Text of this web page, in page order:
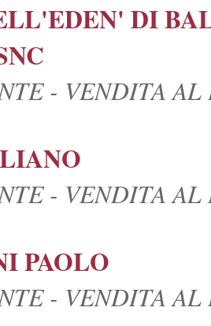
DI
- VENDITA
- VENDITA
PAOLO
- VENDITA